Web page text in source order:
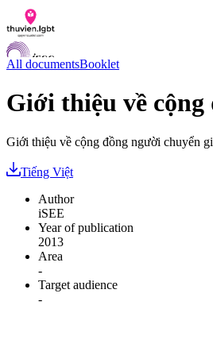
Documents
Q&A
LGBTI Inclusion Index
VI
EN
All documentsBooklet
Giới thiệu về
Giới thiệu về cộng đồng người chuyển
Tiếng Việt
Author
iSEE
Year of publication
2013
Area
-
Target audience
-